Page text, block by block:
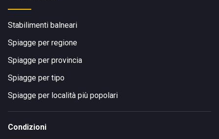
Stabilimenti balneari
Spiagge per regione
Spiagge per provincia
Spiagge per tipo
Spiagge per località più popolari
Condizioni